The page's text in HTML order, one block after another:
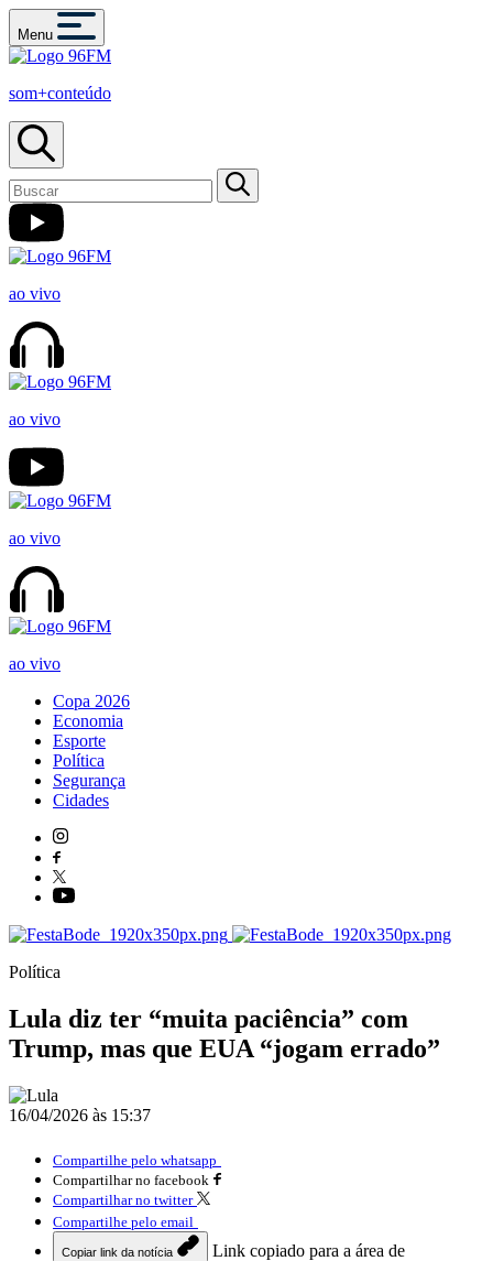
Menu
som+conteúdo
ao vivo
ao vivo
ao vivo
ao vivo
Copa 2026
Economia
Esporte
Política
Segurança
Cidades
Política
Lula diz ter “muita paciência” com
Trump, mas que EUA “jogam errado”
16/04/2026 às 15:37
Compartilhe pelo whatsapp
Compartilhar no facebook
Compartilhar no twitter
Compartilhe pelo email
Copiar link da notícia
Link copiado para a área de